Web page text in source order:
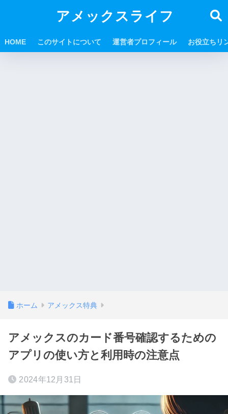
アメックスライフ
HOME このサイトについて 運営者プロフィール お役立ちリ
ホーム アメックス特典
アメックスのカード番号確認するための
アプリの使い方と利用時の注意点
2024年12月31日